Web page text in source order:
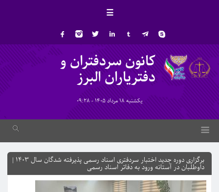
☰
کانون سردفتران و
دفتریاران البرز
یکشنبه 18 مرداد 1405 - 09:28
برگزاری دوره جدید اختبار سردفتری اسناد رسمی پذیرفته شدگان سال ۱۴۰۳ |
داوطلبان در آستانه ورود به دفاتر اسناد رسمی